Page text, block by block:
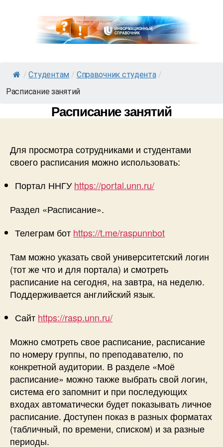
/ Студентам / Справочник студента /
Расписание занятий
Расписание занятий
Для просмотра сотрудниками и студентами
своего расписания можно использовать:
Портал ННГУhttps://portal.unn.ru/
Раздел «Расписание».
Телеграм бот https://t.me/raspunnbot
Там можно указать свой университетский логин
(тот же что и для портала) и смотреть
расписание на сегодня, на завтра, на неделю.
Поддерживается английский язык.
Сайт https://rasp.unn.ru/
Можно смотреть свое расписание, расписание
по номеру группы, по преподавателю, по
конкретной аудитории. В разделе «Моё
расписание» можно также выбрать свой логин,
система его запомнит и при последующих
входах автоматически будет показывать личное
расписание. Доступен показ в разных форматах
(табличный, по времени, списком) и за разные
периоды.